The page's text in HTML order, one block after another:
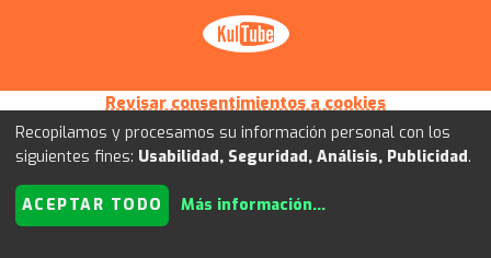
Revisar consentimientos a cookies
Recopilamos y procesamos su información personal con los
siguientes fines: Usabilidad, Seguridad, Análisis, Publicidad.
ACEPTAR TODO Más información...